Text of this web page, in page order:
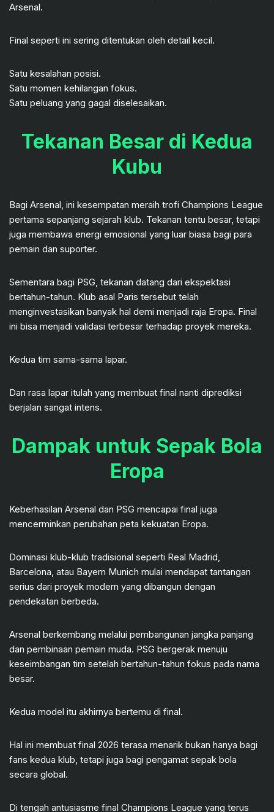
Arsenal.
Final seperti ini sering ditentukan oleh detail kecil.
Satu kesalahan posisi.
Satu momen kehilangan fokus.
Satu peluang yang gagal diselesaikan.
Tekanan Besar di Kedua
Kubu
Bagi Arsenal, ini kesempatan meraih trofi Champions League
pertama sepanjang sejarah klub. Tekanan tentu besar, tetapi
juga membawa energi emosional yang luar biasa bagi para
pemain dan suporter.
Sementara bagi PSG, tekanan datang dari ekspektasi
bertahun-tahun. Klub asal Paris tersebut telah
menginvestasikan banyak hal demi menjadi raja Eropa. Final
ini bisa menjadi validasi terbesar terhadap proyek mereka.
Kedua tim sama-sama lapar.
Dan rasa lapar itulah yang membuat final nanti diprediksi
berjalan sangat intens.
Dampak untuk Sepak Bola
Eropa
Keberhasilan Arsenal dan PSG mencapai final juga
mencerminkan perubahan peta kekuatan Eropa.
Dominasi klub-klub tradisional seperti Real Madrid,
Barcelona, atau Bayern Munich mulai mendapat tantangan
serius dari proyek modern yang dibangun dengan
pendekatan berbeda.
Arsenal berkembang melalui pembangunan jangka panjang
dan pembinaan pemain muda. PSG bergerak menuju
keseimbangan tim setelah bertahun-tahun fokus pada nama
besar.
Kedua model itu akhirnya bertemu di final.
Hal ini membuat final 2026 terasa menarik bukan hanya bagi
fans kedua klub, tetapi juga bagi pengamat sepak bola
secara global.
Di tengah antusiasme final Champions League yang terus